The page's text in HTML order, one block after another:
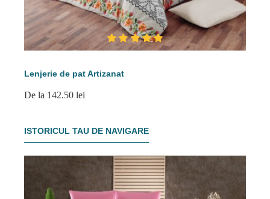
Lenjerie de pat Artizanat
De la 142.50 lei
ISTORICUL TAU DE NAVIGARE